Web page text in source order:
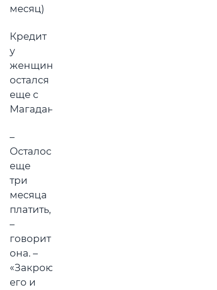
месяц)
Кредит
у
женщины
остался
еще с
Магадана.
–
Осталось
еще
три
месяца
платить,
–
говорит
она. –
«Закрою»
его и